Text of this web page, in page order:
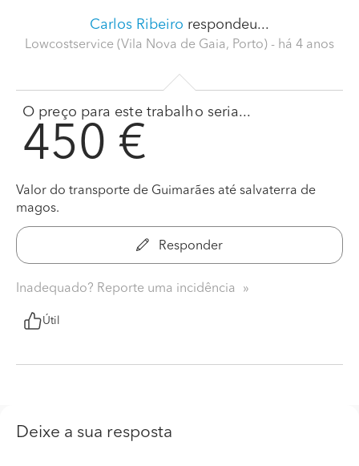
Carlos Ribeiro respondeu...
Lowcostservice (Vila Nova de Gaia, Porto) - há 4 anos
O preço para este trabalho seria...
450 €
Valor do transporte de Guimarães até salvaterra de
magos.
Responder
Inadequado? Reporte uma incidência
Útil
Deixe a sua resposta